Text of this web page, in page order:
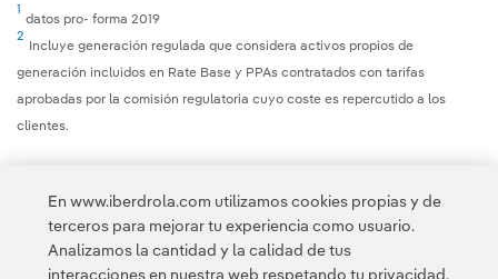
1
datos pro- forma 2019
2
Incluye generación regulada que considera activos propios de
generación incluidos en Rate Base y PPAs contratados con tarifas
aprobadas por la comisión regulatoria cuyo coste es repercutido a los
clientes.
Acceso a información legal
En www.iberdrola.com utilizamos cookies propias y de
terceros para mejorar tu experiencia como usuario.
Analizamos la cantidad y la calidad de tus
interacciones en nuestra web respetando tu privacidad,